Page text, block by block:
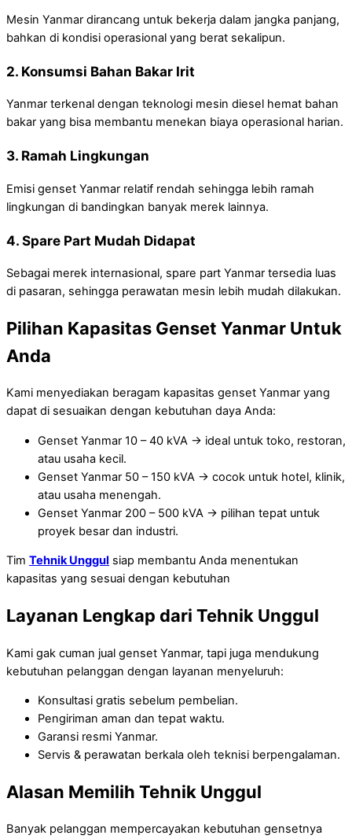
Mesin Yanmar dirancang untuk bekerja dalam jangka panjang,
bahkan di kondisi operasional yang berat sekalipun.
2. Konsumsi Bahan Bakar Irit
Yanmar terkenal dengan teknologi mesin diesel hemat bahan
bakar yang bisa membantu menekan biaya operasional harian.
3. Ramah Lingkungan
Emisi genset Yanmar relatif rendah sehingga lebih ramah
lingkungan di bandingkan banyak merek lainnya.
4. Spare Part Mudah Didapat
Sebagai merek internasional, spare part Yanmar tersedia luas
di pasaran, sehingga perawatan mesin lebih mudah dilakukan.
Pilihan Kapasitas Genset Yanmar Untuk
Anda
Kami menyediakan beragam kapasitas genset Yanmar yang
dapat di sesuaikan dengan kebutuhan daya Anda:
Genset Yanmar 10 – 40 kVA → ideal untuk toko, restoran,
atau usaha kecil.
Genset Yanmar 50 – 150 kVA → cocok untuk hotel, klinik,
atau usaha menengah.
Genset Yanmar 200 – 500 kVA → pilihan tepat untuk
proyek besar dan industri.
Tim Tehnik Unggul siap membantu Anda menentukan
kapasitas yang sesuai dengan kebutuhan
Layanan Lengkap dari Tehnik Unggul
Kami gak cuman jual genset Yanmar, tapi juga mendukung
kebutuhan pelanggan dengan layanan menyeluruh:
Konsultasi gratis sebelum pembelian.
Pengiriman aman dan tepat waktu.
Garansi resmi Yanmar.
Servis & perawatan berkala oleh teknisi berpengalaman.
Alasan Memilih Tehnik Unggul
Banyak pelanggan mempercayakan kebutuhan gensetnya